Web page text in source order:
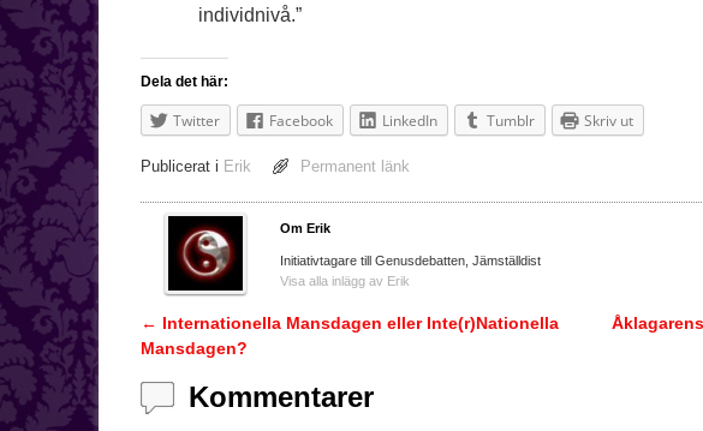
individnivå.”
Dela det här:
Twitter Facebook LinkedIn Tumblr Skriv ut
Publicerat i Erik Permanent länk
Om Erik
Initiativtagare till Genusdebatten, Jämställdist
Visa alla inlägg av Erik
Inläggsnavigering
← Internationella Mansdagen eller Inte(r)Nationella
Mansdagen?
Kommentarer